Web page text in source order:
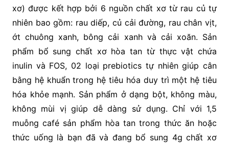
xơ) được kết hợp bởi 6 nguồn chất xơ từ rau củ tự
nhiên bao gồm: rau diếp, củ cải đường, rau chân vịt,
ớt chuông xanh, bông cải xanh và cải xoăn. Sản
phẩm bổ sung chất xơ hòa tan từ thực vật chứa
inulin và FOS, 02 loại prebiotics tự nhiên giúp cân
bằng hệ khuẩn trong hệ tiêu hóa duy trì một hệ tiêu
hóa khỏe mạnh. Sản phẩm ở dạng bột, không màu,
không mùi vị giúp dễ dàng sử dụng. Chỉ với 1,5
muỗng café sản phẩm hòa tan trong thức ăn hoặc
thức uống là bạn đã và đang bổ sung 4g chất xơ